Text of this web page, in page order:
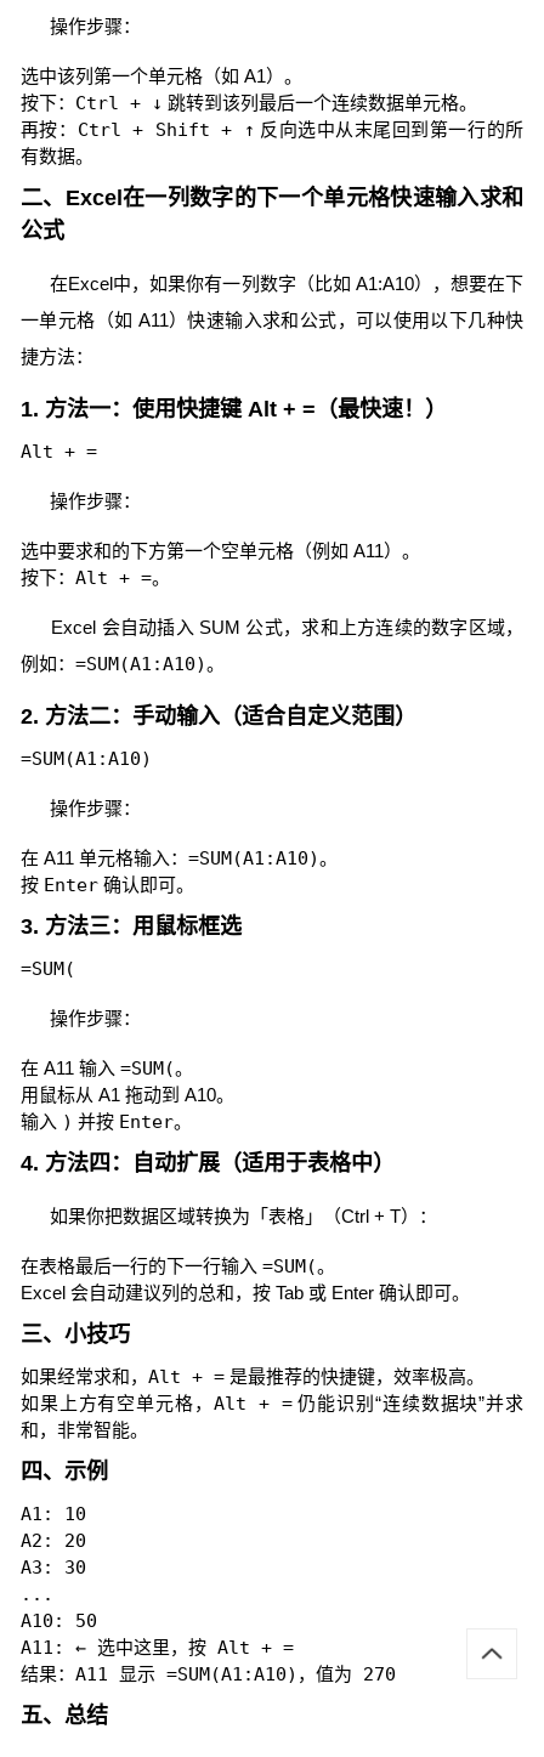
操作步骤：
选中该列第一个单元格（如 A1）。
按下： Ctrl + ↓ 跳转到该列最后一个连续数据单元格。
再按： Ctrl + Shift + ↑ 反向选中从末尾回到第一行的所
有数据。
二、Excel在一列数字的下一个单元格快速输入求和
公式
在Excel中，如果你有一列数字（比如 A1:A10），想要在下
一单元格（如 A11）快速输入求和公式，可以使用以下几种快
捷方法：
1. 方法一：使用快捷键 Alt + =（最快速！）
Alt + =
操作步骤：
选中要求和的下方第一个空单元格（例如 A11）。
按下： Alt + =。
Excel 会自动插入 SUM 公式，求和上方连续的数字区域，
例如： =SUM(A1:A10)。
2. 方法二：手动输入（适合自定义范围）
=SUM(A1:A10)
操作步骤：
在 A11 单元格输入： =SUM(A1:A10)。
按 Enter确认即可。
3. 方法三：用鼠标框选
=SUM(
操作步骤：
在 A11 输入 =SUM(。
用鼠标从 A1 拖动到 A10。
输入 ) 并按 Enter。
4. 方法四：自动扩展（适用于表格中）
如果你把数据区域转换为「表格」（Ctrl + T）：
在表格最后一行的下一行输入 =SUM(。
Excel 会自动建议列的总和，按 Tab 或 Enter 确认即可。
三、小技巧
如果经常求和， Alt + =是最推荐的快捷键，效率极高。
如果上方有空单元格， Alt + =仍能识别“连续数据块”并求
和，非常智能。
四、示例
A1: 10
A2: 20
A3: 30
...
A10: 50
A11: ← 选中这里，按 Alt + =
结果：A11 显示 =SUM(A1:A10)，值为 270
五、总结